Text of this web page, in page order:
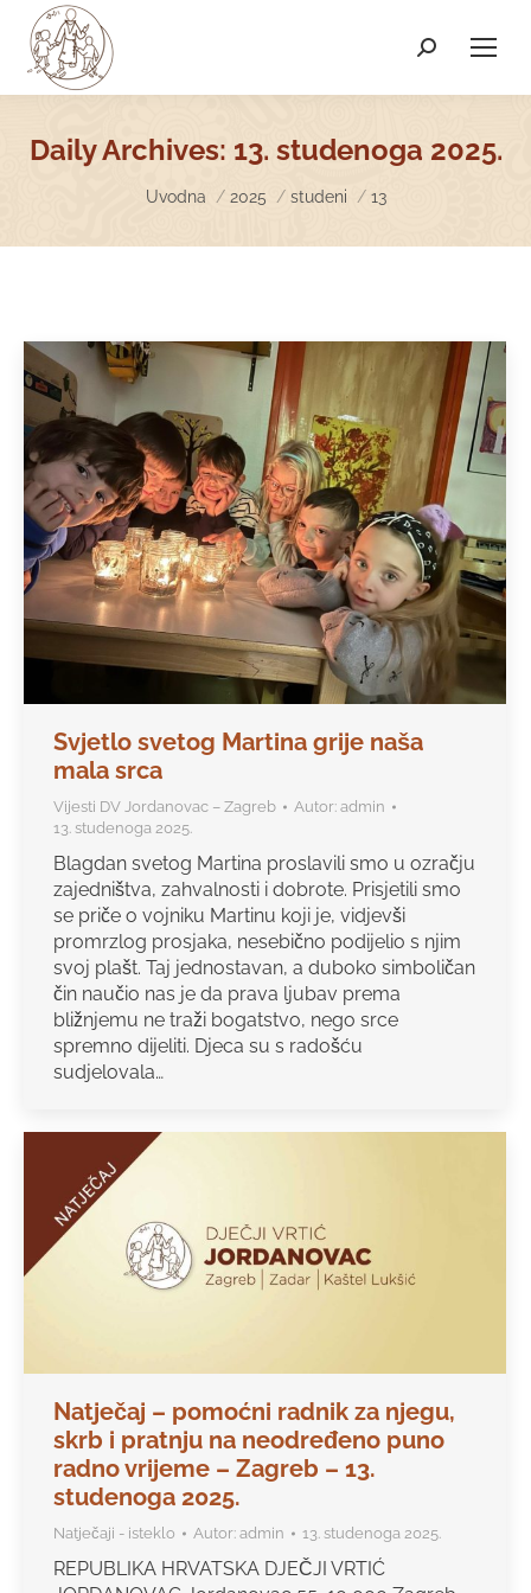
Search:
Daily Archives: 13. studenoga 2025.
Uvodna 2025 studeni 13
Svjetlo svetog Martina grije naša
mala srca
Vijesti DV Jordanovac – Zagreb Autor: admin
13. studenoga 2025.
Blagdan svetog Martina proslavili smo u ozračju
zajedništva, zahvalnosti i dobrote. Prisjetili smo
se priče o vojniku Martinu koji je, vidjevši
promrzlog prosjaka, nesebično podijelio s njim
svoj plašt. Taj jednostavan, a duboko simboličan
čin naučio nas je da prava ljubav prema
bližnjemu ne traži bogatstvo, nego srce
spremno dijeliti. Djeca su s radošću
sudjelovala…
Natječaj – pomoćni radnik za njegu,
skrb i pratnju na neodređeno puno
radno vrijeme – Zagreb – 13.
studenoga 2025.
Natječaji - isteklo Autor: admin 13. studenoga 2025.
REPUBLIKA HRVATSKA DJEČJI VRTIĆ